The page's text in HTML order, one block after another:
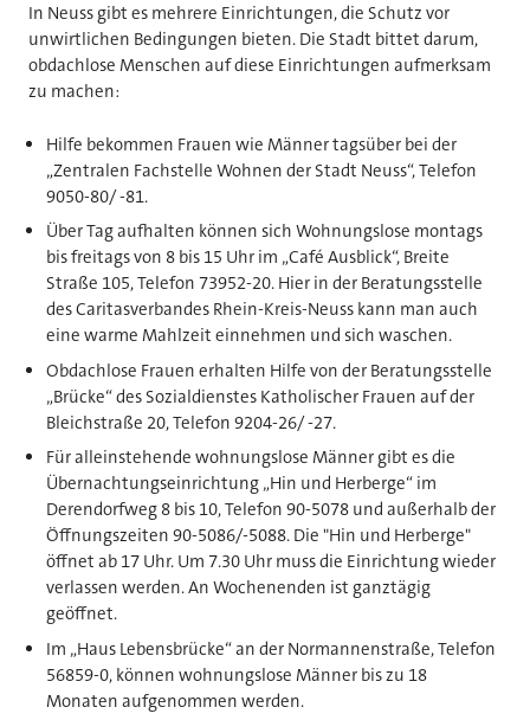
In Neuss gibt es mehrere Einrichtungen, die Schutz vor
unwirtlichen Bedingungen bieten. Die Stadt bittet darum,
obdachlose Menschen auf diese Einrichtungen aufmerksam
zu machen:
Hilfe bekommen Frauen wie Männer tagsüber bei der
„Zentralen Fachstelle Wohnen der Stadt Neuss“, Telefon
9050-80/ -81.
Über Tag aufhalten können sich Wohnungslose montags
bis freitags von 8 bis 15 Uhr im „Café Ausblick“, Breite
Straße 105, Telefon 73952-20. Hier in der Beratungsstelle
des Caritasverbandes Rhein-Kreis-Neuss kann man auch
eine warme Mahlzeit einnehmen und sich waschen.
Obdachlose Frauen erhalten Hilfe von der Beratungsstelle
„Brücke“ des Sozialdienstes Katholischer Frauen auf der
Bleichstraße 20, Telefon 9204-26/ -27.
Für alleinstehende wohnungslose Männer gibt es die
Übernachtungseinrichtung „Hin und Herberge“ im
Derendorfweg 8 bis 10, Telefon 90-5078 und außerhalb der
Öffnungszeiten 90-5086/-5088. Die "Hin und Herberge"
öffnet ab 17 Uhr. Um 7.30 Uhr muss die Einrichtung wieder
verlassen werden. An Wochenenden ist ganztägig
geöffnet.
Im „Haus Lebensbrücke“ an der Normannenstraße, Telefon
56859-0, können wohnungslose Männer bis zu 18
Monaten aufgenommen werden.